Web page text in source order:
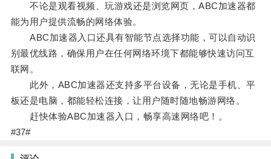
不论是观看视频、玩游戏还是浏览网页，ABC加速器都
能为用户提供流畅的网络体验。
ABC加速器入口还具有智能节点选择功能，可以自动识
别最优线路，确保用户在任何网络环境下都能够快速访问互
联网。
此外，ABC加速器还支持多平台设备，无论是手机、平
板还是电脑，都能轻松连接，让用户随时随地畅游网络。
赶快体验ABC加速器入口，畅享高速网络吧！。
#37#